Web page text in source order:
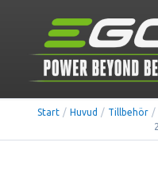
Start / Huvud / Tillbehör /